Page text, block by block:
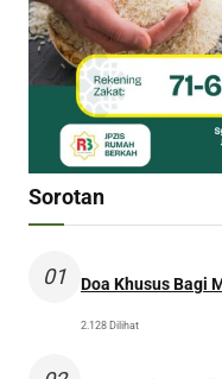
Sorotan
01 Doa Khusus Bagi
2.128 Dilihat